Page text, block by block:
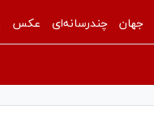
جهان چندرسانه‌ای عکس